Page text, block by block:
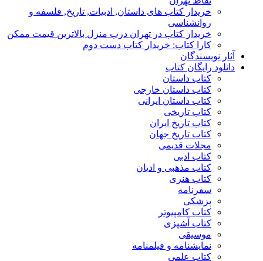
خریدار کتاب های داستان, ادبیات, تاریخ, فلسفه و
روانشناسی
خریدار کتاب در تهران درب منزل بالاترین قیمت ممکن
کارا کتاب: خریدار کتاب دست دوم
آثار نویسندگان
دانلود رایگان کتاب
کتاب داستان
کتاب داستان خارجی
کتاب داستان ایرانی
کتاب تاریخی
کتاب تاریخ ایران
کتاب تاریخ جهان
مجلات قدیمی
کتاب ادبی
کتاب مذهبی و ادیان
کتاب هنری
سفرنامه
پزشکی
کتاب کامپیوتر
کتاب آشپزی
موسیقی
نمایشنامه و فیلمنامه
کتاب علمی